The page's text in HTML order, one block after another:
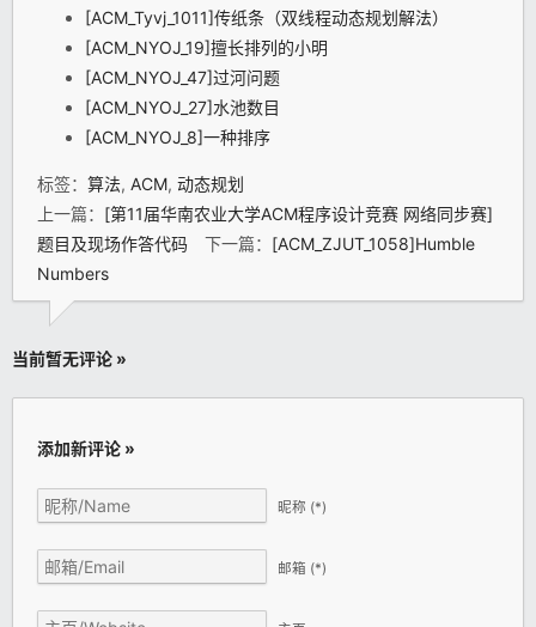
[ACM_Tyvj_1011]传纸条（双线程动态规划解法）
[ACM_NYOJ_19]擅长排列的小明
[ACM_NYOJ_47]过河问题
[ACM_NYOJ_27]水池数目
[ACM_NYOJ_8]一种排序
标签： 算法, ACM, 动态规划
上一篇： [第11届华南农业大学ACM程序设计竞赛 网络同步赛]
题目及现场作答代码 下一篇： [ACM_ZJUT_1058]Humble
Numbers
当前暂无评论 »
添加新评论 »
昵称 (*)
邮箱 (*)